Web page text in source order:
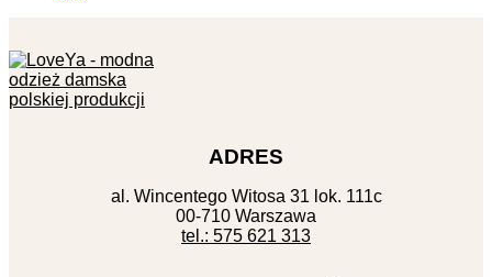
ADRES
al. Wincentego Witosa 31 lok. 111c
00-710 Warszawa
tel.: 575 621 313